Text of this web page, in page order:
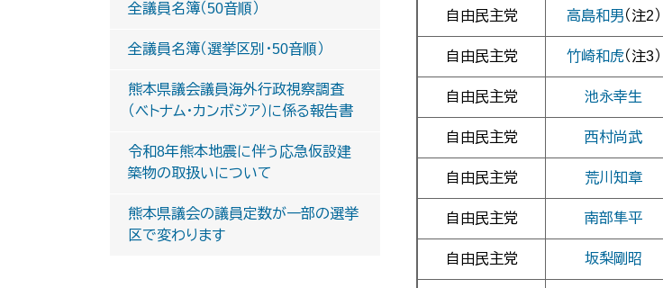
自由民主党 高島和男（注2）
自由民主党 竹崎和虎（注3）
自由民主党 池永幸生
自由民主党 西村尚武
自由民主党 荒川知章
自由民主党 南部隼平
自由民主党 坂梨剛昭
全議員名簿（50音順）
全議員名簿（選挙区別・50音順）
熊本県議会議員海外行政視察調査
（ベトナム・カンボジア）に係る報告書
令和8年熊本地震に伴う応急仮設建
築物の取扱いについて
熊本県議会の議員定数が一部の選挙
区で変わります